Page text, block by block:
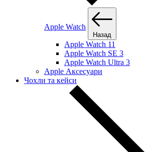
Apple Watch
Назад
Apple Watch 11
Apple Watch SE 3
Apple Watch Ultra 3
Apple Аксесуари
Чохли та кейси